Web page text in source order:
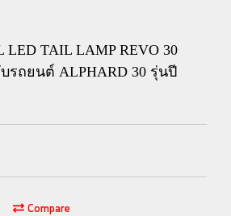
LED TAIL LAMP REVO 30
รถยนต์ ALPHARD 30 รุ่นปี
Compare